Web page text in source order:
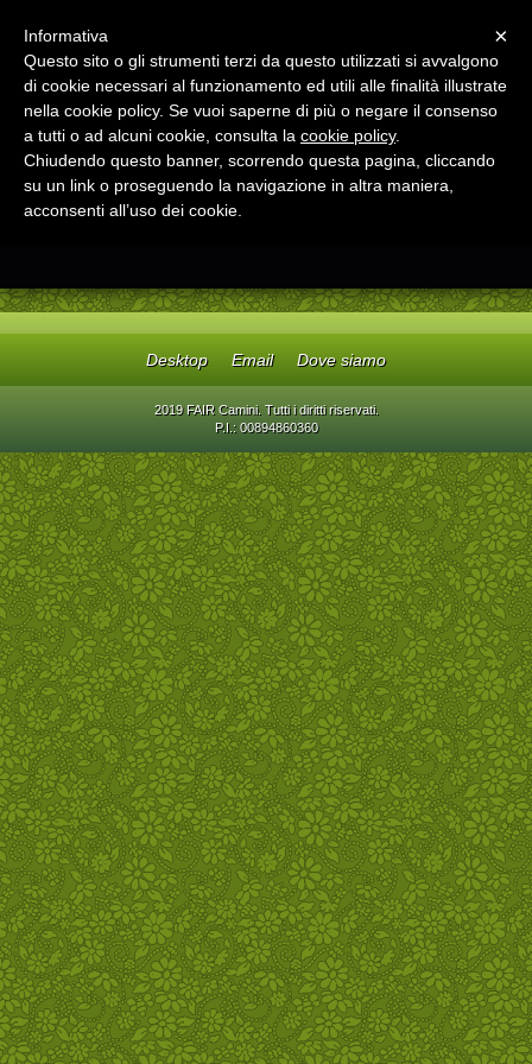
FAIR Camini
Focolari e stufe a legna pellets, arredo giardino in legno
Desktop Email Dove siamo
2019 FAIR Camini. Tutti i diritti riservati.
P.I.: 00894860360
×
Informativa
Questo sito o gli strumenti terzi da questo utilizzati si avvalgono
di cookie necessari al funzionamento ed utili alle finalità illustrate
nella cookie policy. Se vuoi saperne di più o negare il consenso
a tutti o ad alcuni cookie, consulta la cookie policy.
Chiudendo questo banner, scorrendo questa pagina, cliccando
su un link o proseguendo la navigazione in altra maniera,
acconsenti all’uso dei cookie.